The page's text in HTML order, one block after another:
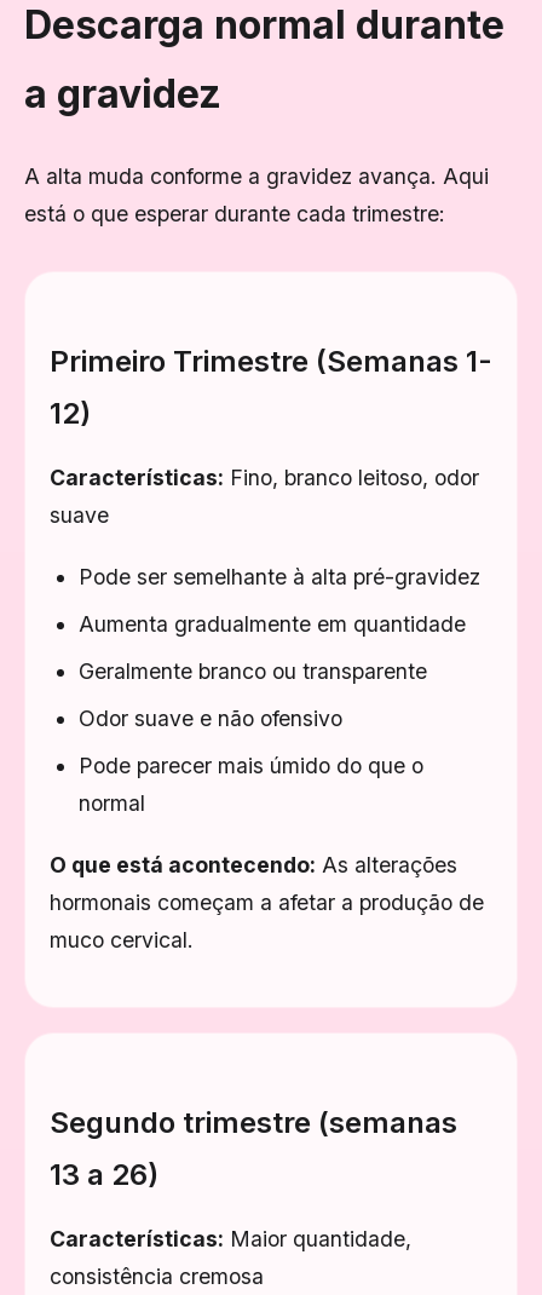
Descarga normal durante
a gravidez
A alta muda conforme a gravidez avança. Aqui
está o que esperar durante cada trimestre:
Primeiro Trimestre (Semanas 1-
12)
Características: Fino, branco leitoso, odor
suave
Pode ser semelhante à alta pré-gravidez
Aumenta gradualmente em quantidade
Geralmente branco ou transparente
Odor suave e não ofensivo
Pode parecer mais úmido do que o
normal
O que está acontecendo: As alterações
hormonais começam a afetar a produção de
muco cervical.
Segundo trimestre (semanas
13 a 26)
Características: Maior quantidade,
consistência cremosa